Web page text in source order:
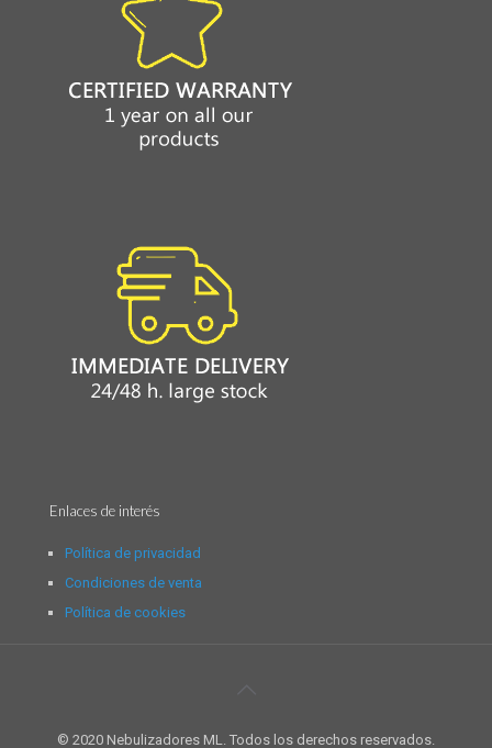
Enlaces de interés
Política de privacidad
Condiciones de venta
Política de cookies
© 2020 Nebulizadores ML. Todos los derechos reservados.